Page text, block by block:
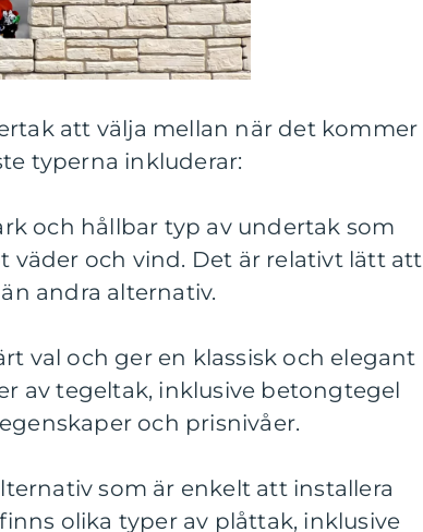
att välja mellan när det kommer
typerna inkluderar:
och hållbar typ av undertak som
väder och vind. Det är relativt lätt att
andra alternativ.
val och ger en klassisk och elegant
av tegeltak, inklusive betongtegel
och prisnivåer.
som är enkelt att installera
olika typer av plåttak, inklusive